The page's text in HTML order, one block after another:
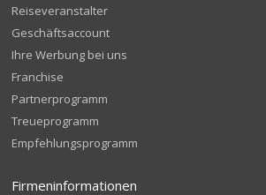
Reiseveranstalter
Geschäftsaccount
Ihre Werbung bei uns
Franchise
Partnerprogramm
Treueprogramm
Empfehlungsprogramm
Firmeninformationen